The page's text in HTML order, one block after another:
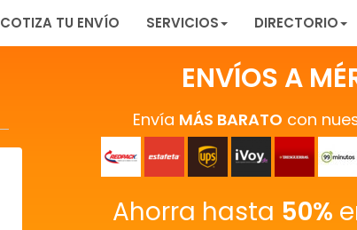
COTIZA TU ENVÍO SERVICIOS DIRECTORIO
ENVÍOS A
Envía MÁS BARATO con
Ahorra hasta 50%